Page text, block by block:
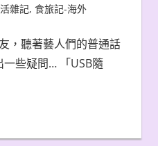
雜記, 食旅記-海外
，聽著藝人們的普通話
些疑問… 「USB隨